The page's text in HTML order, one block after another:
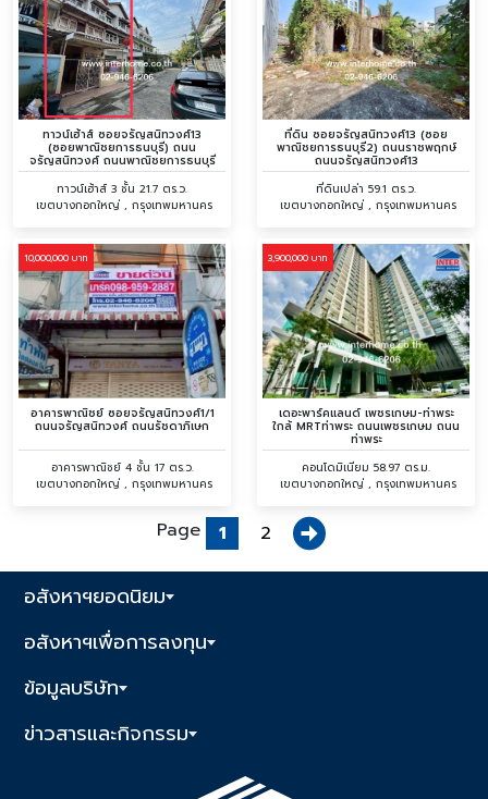
ทาวน์เฮ้าส์ ซอยจรัญสนิทวงศ์13
(ซอยพาณิชยการธนบุรี) ถนน
จรัญสนิทวงศ์ ถนนพาณิชยการธนบุรี
ทาวน์เฮ้าส์ 3 ชั้น 21.7 ตร.ว.
เขตบางกอกใหญ่ , กรุงเทพมหานคร
ที่ดิน ซอยจรัญสนิทวงศ์13 (ซอย
พาณิชยการธนบุรี2) ถนนราชพฤกษ์
ถนนจรัญสนิทวงศ์13
ที่ดินเปล่า 59.1 ตร.ว.
เขตบางกอกใหญ่ , กรุงเทพมหานคร
10,000,000 บาท
อาคารพาณิชย์ ซอยจรัญสนิทวงศ์1/1
ถนนจรัญสนิทวงศ์ ถนนรัชดาภิเษก
อาคารพาณิชย์ 4 ชั้น 17 ตร.ว.
เขตบางกอกใหญ่ , กรุงเทพมหานคร
3,900,000 บาท
เดอะพาร์คแลนด์ เพชรเกษม-ท่าพระ
ใกล้ MRTท่าพระ ถนนเพชรเกษม ถนน
ท่าพระ
คอนโดมิเนียม 58.97 ตร.ม.
เขตบางกอกใหญ่ , กรุงเทพมหานคร
Page 1 2
อสังหาฯยอดนิยม
อสังหาฯเพื่อการลงทุน
ข้อมูลบริษัท
ข่าวสารและกิจกรรม